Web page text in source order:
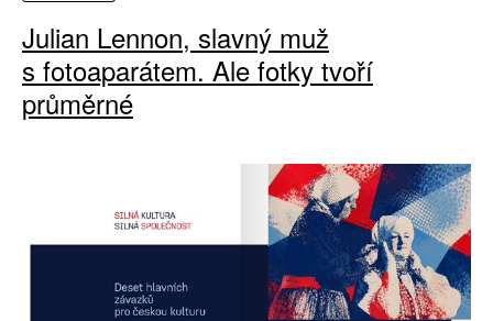
Julian Lennon, slavný muž
s fotoaparátem. Ale fotky tvoří
průměrné